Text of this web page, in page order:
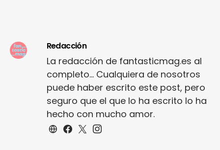
Redacción
La redacción de fantasticmag.es al
completo... Cualquiera de nosotros
puede haber escrito este post, pero
seguro que el que lo ha escrito lo ha
hecho con mucho amor.